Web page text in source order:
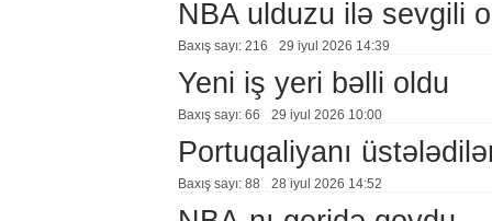
NBA ulduzu ilə sevgili
Baxış sayı: 216 29 i̇yul 2026 14:39
Yeni iş yeri bəlli oldu
Baxış sayı: 66 29 i̇yul 2026 10:00
Portuqaliyanı
Baxış sayı: 88 28 i̇yul 2026 14:52